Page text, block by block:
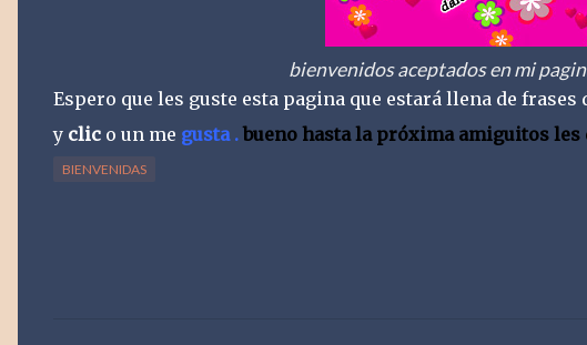
bienvenidos aceptados en mi
Espero que les guste esta pagina que estará llena de
y clic o un me gusta .bueno hasta la próxima amiguitos les
BIENVENIDAS